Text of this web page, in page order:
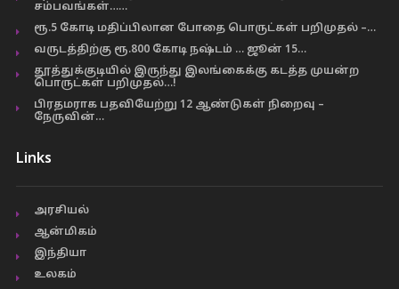
சம்பவங்கள்……
ரூ.5 கோடி மதிப்பிலான போதை பொருட்கள் பறிமுதல் –…
வருடத்திற்கு ரூ.800 கோடி நஷ்டம் … ஜூன் 15…
தூத்துக்குடியில் இருந்து இலங்கைக்கு கடத்த முயன்ற
பொருட்கள் பறிமுதல்…!
பிரதமராக பதவியேற்று 12 ஆண்டுகள் நிறைவு –
நேருவின்…
Links
அரசியல்
ஆன்மிகம்
இந்தியா
உலகம்